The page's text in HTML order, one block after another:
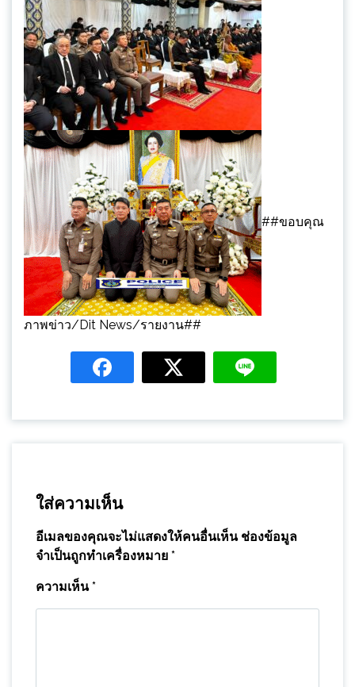
##ขอบคุณ
ภาพข่าว/Dit News/รายงาน##
ใส่ความเห็น
อีเมลของคุณจะไม่แสดงให้คนอื่นเห็น ช่องข้อมูล
จำเป็นถูกทำเครื่องหมาย *
ความเห็น*